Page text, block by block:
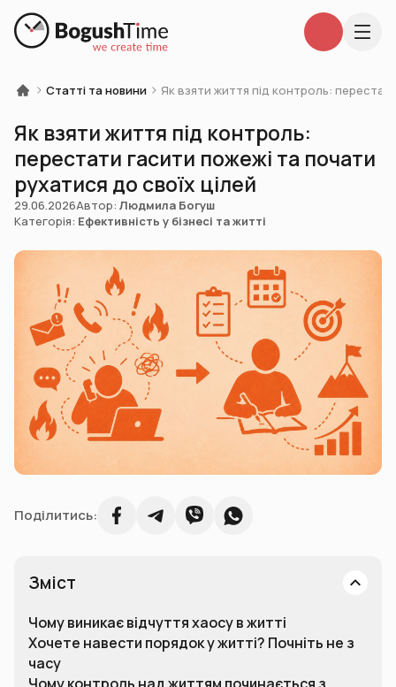
Статті та новини Як взяти життя під контроль:
Як взяти життя під контроль:
перестати гасити пожежі та почати
рухатися до своїх цілей
29.06.2026Автор: Людмила Богуш
Категорія: Ефективність у бізнесі та житті
Поділитись:
Зміст
Чому виникає відчуття хаосу в житті
Хочете навести порядок у житті? Почніть не з
часу